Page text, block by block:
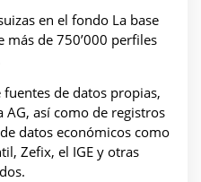
en el fondo La base
más de 750’000 perfiles
de datos propias,
AG, así como de registros
datos económicos como
Zefix, el IGE y otras